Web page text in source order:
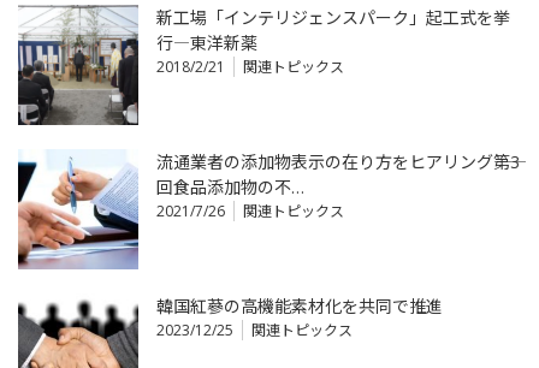
新工場「インテリジェンスパーク」起工式を挙
行―東洋新薬
2018/2/21 関連トピックス
流通業者の添加物表示の在り方をヒアリング――第3
回食品添加物の不…
2021/7/26 関連トピックス
韓国紅蔘の高機能素材化を共同で推進
2023/12/25 関連トピックス